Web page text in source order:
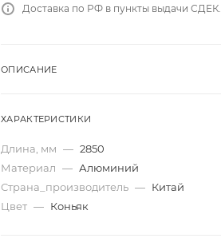
Доставка по РФ в пункты выдачи СДЕК.
ОПИСАНИЕ
ХАРАКТЕРИСТИКИ
Длина, мм — 2850
Материал — Алюминий
Страна_производитель — Китай
Цвет — Коньяк